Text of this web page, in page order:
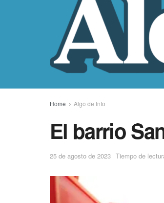
Home Algo de Info
El barrio
25 de agosto de 2023 Tiempo de